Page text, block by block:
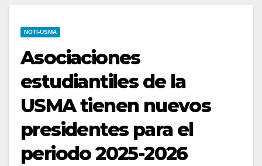
NOTI-USMA
Asociaciones
estudiantiles de la
USMA tienen nuevos
presidentes para el
periodo 2025-2026